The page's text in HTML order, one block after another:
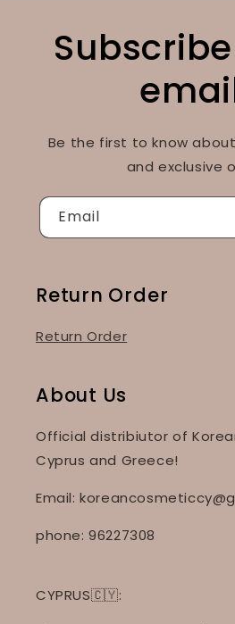
Be the first to know
and exclusive
Email
Return Order
Return Order
About Us
Official distribiutor of
Cyprus and Greece!
Email:
phone: 96227308
CYPRUS🇨🇾: